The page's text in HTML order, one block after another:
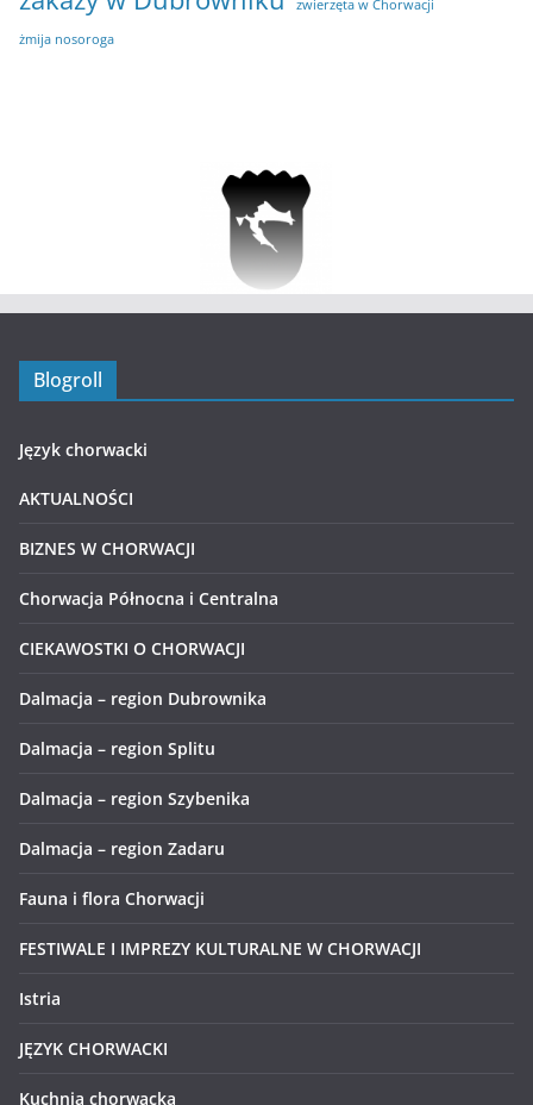
zwierzęta w Chorwacji
żmija nosoroga
Blogroll
Język chorwacki
AKTUALNOŚCI
BIZNES W CHORWACJI
Chorwacja Północna i Centralna
CIEKAWOSTKI O CHORWACJI
Dalmacja – region Dubrownika
Dalmacja – region Splitu
Dalmacja – region Szybenika
Dalmacja – region Zadaru
Fauna i flora Chorwacji
FESTIWALE I IMPREZY KULTURALNE W CHORWACJI
Istria
JĘZYK CHORWACKI
Kuchnia chorwacka